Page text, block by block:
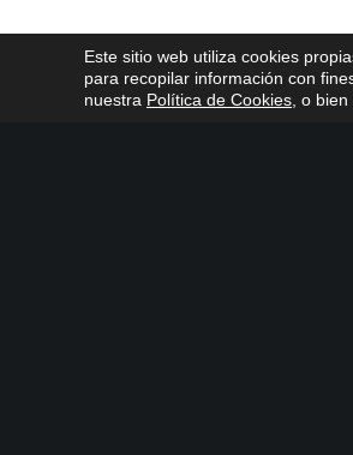
Este sitio web utiliza cookies
para recopilar información con
nuestra Política de Cookies , o